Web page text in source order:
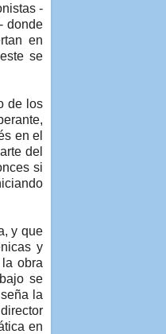
-
donde
en
se
de los
en el
del
si
y que
y
obra
se
la
en